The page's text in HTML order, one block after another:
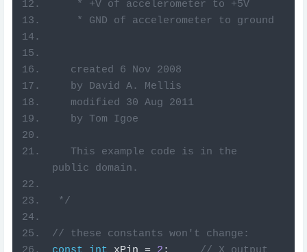
    * +V of accelerometer to +5V
    * GND of accelerometer to ground
   created 6 Nov 2008
   by David A. Mellis
   modified 30 Aug 2011
   by Tom Igoe
public domain.
*/
// these constants won't change: